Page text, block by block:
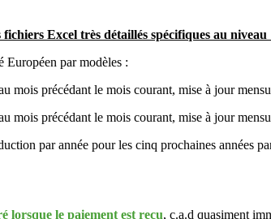
Excel très détaillés spécifiques au
Européen par modèles :
mois précédant le mois courant, mise à jour
mois précédant le mois courant, mise à jour
par année pour les cinq prochaines années
lorsque le paiement est reçu, c.a.d quasiment